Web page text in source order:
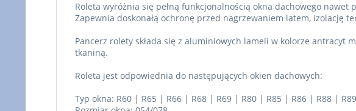
Roleta wyróżnia się pełną funkcjonalnością okna dachowego nawet
Zapewnia doskonałą ochronę przed nagrzewaniem latem, izolację
Pancerz rolety składa się z aluminiowych lameli w kolorze antracyt
tkaniną.
Roleta jest odpowiednia do następujących okien dachowych:
Typ okna: R60 | R65 | R66 | R68 | R69 | R80 | R85 | R86 | R88 | R89